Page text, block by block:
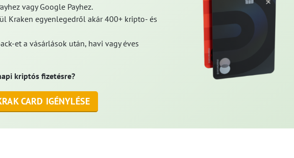
vagy Google Payhez.
Kraken egyenlegedről akár 400+ kripto- és
et a vásárlások után, havi vagy éves
kriptós fizetésre?
CARD IGÉNYLÉSE